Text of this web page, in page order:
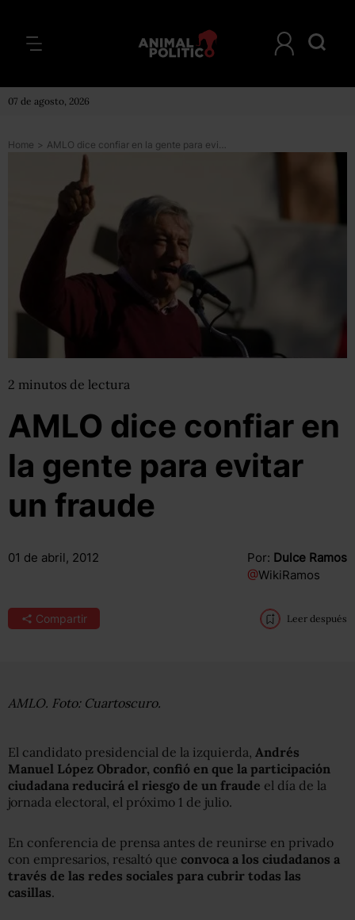
07 de agosto, 2026
Home > AMLO dice confiar en la gente para evitar un fraude
2 minutos de lectura
AMLO dice confiar en
la gente para evitar
un fraude
01 de abril, 2012 Por: Dulce Ramos
@WikiRamos
Compartir Leer después
AMLO. Foto: Cuartoscuro.
El candidato presidencial de la izquierda, Andrés
Manuel López Obrador, confió en que la participación
ciudadana reducirá el riesgo de un fraude el día de la
jornada electoral, el próximo 1 de julio.
En conferencia de prensa antes de reunirse en privado
con empresarios, resaltó que convoca a los ciudadanos a
través de las redes sociales para cubrir todas las
casillas.